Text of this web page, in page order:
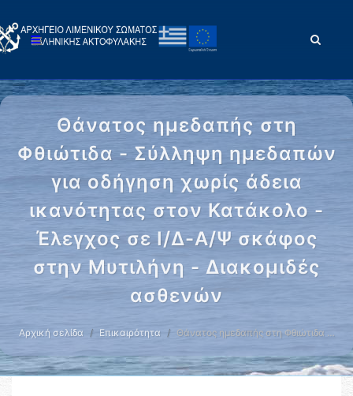
Θάνατος ημεδαπής στη
Φθιώτιδα - Σύλληψη ημεδαπών
για οδήγηση χωρίς άδεια
ικανότητας στον Κατάκολο -
Έλεγχος σε Ι/Δ-Α/Ψ σκάφος
στην Μυτιλήνη - Διακομιδές
ασθενών
Αρχική σελίδα Επικαιρότητα Θάνατος ημεδαπής στη Φθιώτιδα …